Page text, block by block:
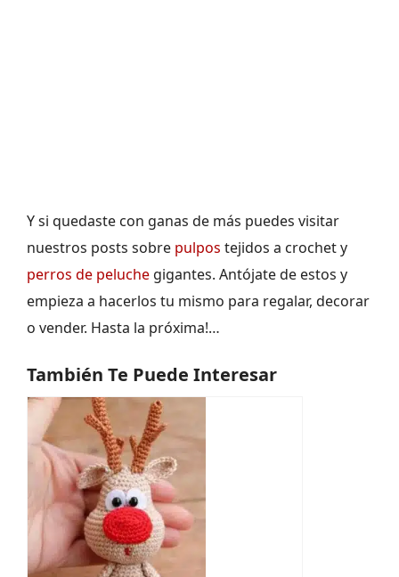
Y si quedaste con ganas de más puedes visitar
nuestros posts sobre pulpos tejidos a crochet y
perros de peluche gigantes. Antójate de estos y
empieza a hacerlos tu mismo para regalar, decorar
o vender. Hasta la próxima!…
También Te Puede Interesar